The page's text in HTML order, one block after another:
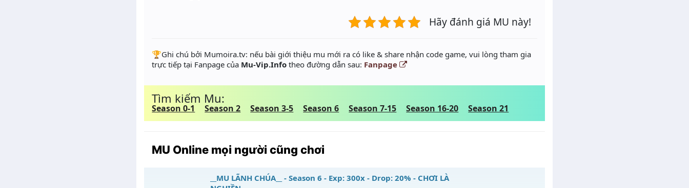
Hãy đánh giá MU này!
️🏆Ghi chú bởi Mumoira.tv: nếu bài giới thiệu mu mới ra có like & share nhận code game, vui lòng tham gia
trực tiếp tại Fanpage của Mu-Vip.Info theo đường dẫn sau: Fanpage
Tìm kiếm Mu:
Season 0-1 Season 2 Season 3-5 Season 6 Season 7-15 Season 16-20 Season 21
MU Online mọi người cũng chơi
__MU LÃNH CHÚA__ - Season 6 - Exp: 300x - Drop: 20% - CHƠI LÀ